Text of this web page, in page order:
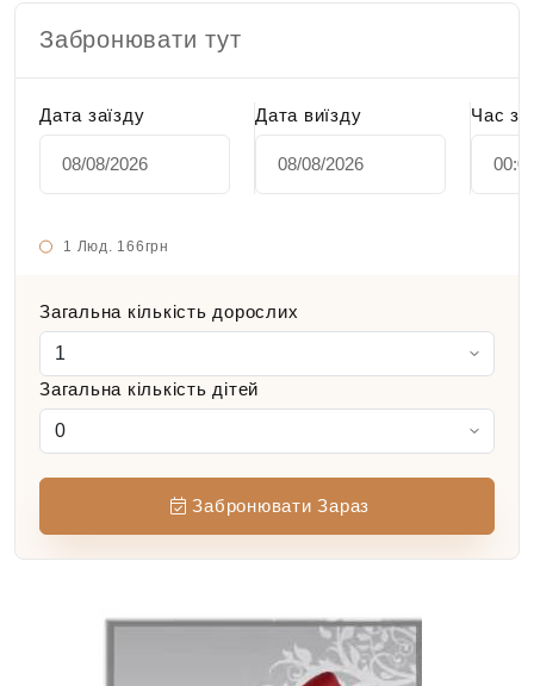
Забронювати тут
Дата заїзду Дата виїзду Час
1 Люд. 166грн
Загальна кількість дорослих
Загальна кількість дітей
Забронювати Зараз